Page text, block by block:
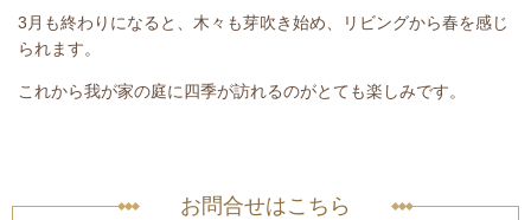
3月も終わりになると、木々も芽吹き始め、リビングから春を感じ
られます。
これから我が家の庭に四季が訪れるのがとても楽しみです。
お問合せはこちら